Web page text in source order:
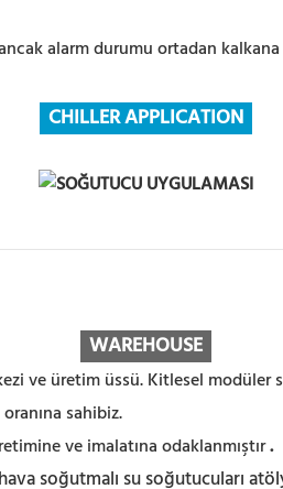
alarm durumu ortadan
CHILLER APPLICATION
WAREHOUSE
ve üretim üssü. Kitlesel
sahibiz.
ve imalatına odaklanmıştır.